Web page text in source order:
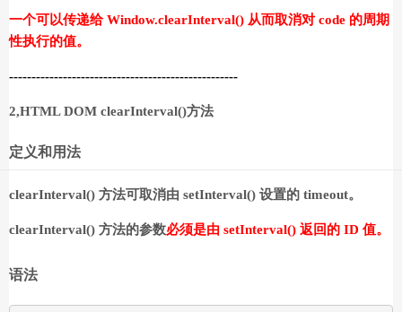
一个可以传递给 Window.clearInterval() 从而取消对 code 的周期
性执行的值。
---------------------------------------------------
2,HTML DOM clearInterval()方法
定义和用法
clearInterval() 方法可取消由 setInterval() 设置的 timeout。
clearInterval() 方法的参数必须是由 setInterval() 返回的 ID 值。
语法